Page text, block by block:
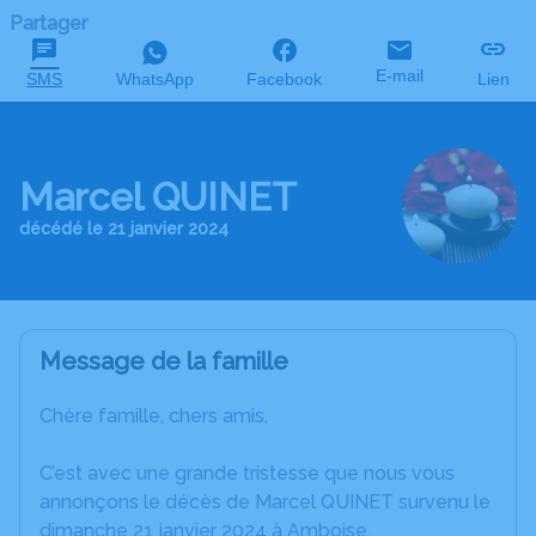
Partager
SMS WhatsApp Facebook E-mail Lien
Marcel QUINET
décédé le 21 janvier 2024
Message de la famille
Chère famille, chers amis,
C’est avec une grande tristesse que nous vous
annonçons le décès de Marcel QUINET survenu le
dimanche 21 janvier 2024 à Amboise.